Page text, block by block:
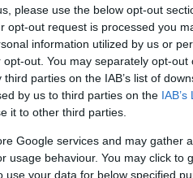
please use the below opt-out
opt-out request is processed you
information utilized by us or
out. You may separately opt-out
parties on the IAB’s list of
by us to third parties on the IAB’s
it to other third parties.
Google services and may gather
usage behaviour. You may click to
your data for below specified